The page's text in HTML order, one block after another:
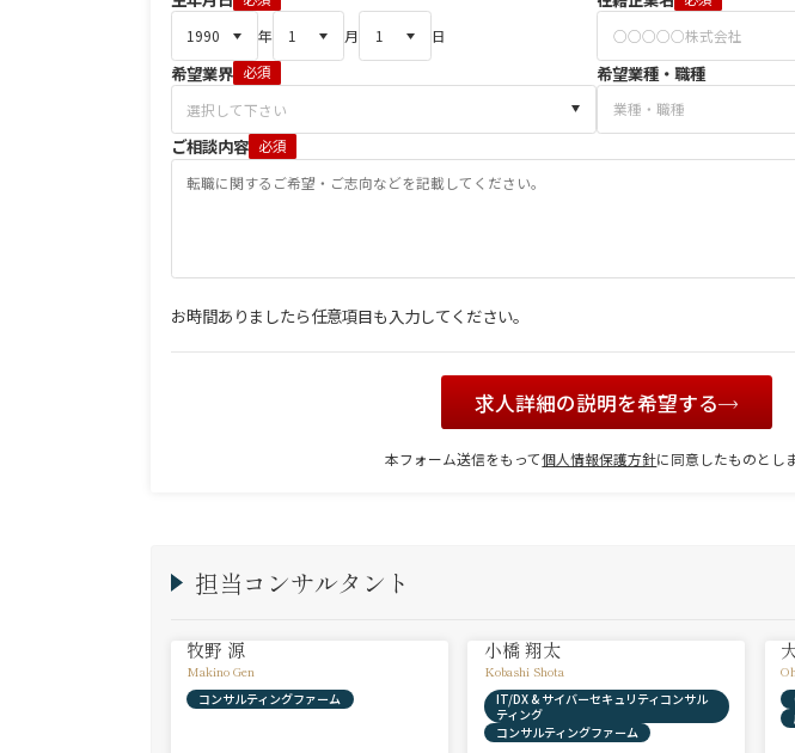
年
月 日
希望業界 必須 希望業種・職種
ご相談内容 必須
お時間ありましたら任意項目も入力してください。
求人詳細の説明を希望する
本フォーム送信をもって個人情報保護方針に同意したものとしま
担当コンサルタント
牧野 源
Makino Gen
コンサルティングファーム
小橋 翔太
Kobashi Shota
IT/DX & サイバーセキュリティコンサル
ティング
コンサルティングファーム